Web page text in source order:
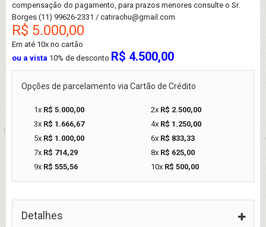
compensação do pagamento, para prazos menores consulte o Sr.
Borges (11) 99626-2331 / catirachu@gmail.com
R$ 5.000,00
Em até 10x no cartão
ou a vista 10% de desconto R$ 4.500,00
Opções de parcelamento via Cartão de Crédito
1x R$ 5.000,00 2x R$ 2.500,00
3x R$ 1.666,67 4x R$ 1.250,00
5x R$ 1.000,00 6x R$ 833,33
7x R$ 714,29 8x R$ 625,00
9x R$ 555,56 10x R$ 500,00
Detalhes